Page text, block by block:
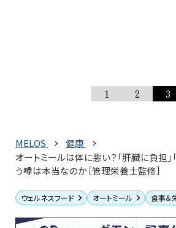
1 2 3
MELOS
健康
オートミールは体に悪い？「肝臓に負担」
う噂は本当なのか［管理栄養士監修］
ウェルネスフード オートミール 食事＆